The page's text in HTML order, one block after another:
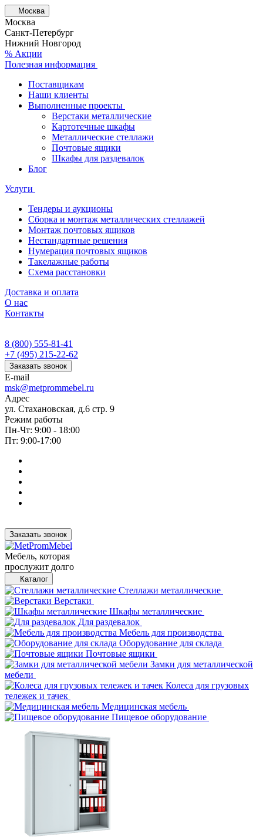
Москва
Москва
Санкт-Петербург
Нижний Новгород
% Акции
Полезная информация
Поставщикам
Наши клиенты
Выполненные проекты
Верстаки металлические
Картотечные шкафы
Металлические стеллажи
Почтовые ящики
Шкафы для раздевалок
Блог
Услуги
Тендеры и аукционы
Сборка и монтаж металлических стеллажей
Монтаж почтовых ящиков
Нестандартные решения
Нумерация почтовых ящиков
Такелажные работы
Схема расстановки
Доставка и оплата
О нас
Контакты
8 (800) 555-81-41
+7 (495) 215-22-62
Заказать звонок
E-mail
msk@metprommebel.ru
Адрес
ул. Стахановская, д.6 стр. 9
Режим работы
Пн-Чт: 9:00 - 18:00
Пт: 9:00-17:00
Заказать звонок
Мебель, которая
прослужит долго
Каталог
Стеллажи металлические
Верстаки
Шкафы металлические
Для раздевалок
Мебель для производства
Оборудование для склада
Почтовые ящики
Замки для металлической
мебели
Колеса для грузовых
тележек и тачек
Медицинская мебель
Пищевое оборудование